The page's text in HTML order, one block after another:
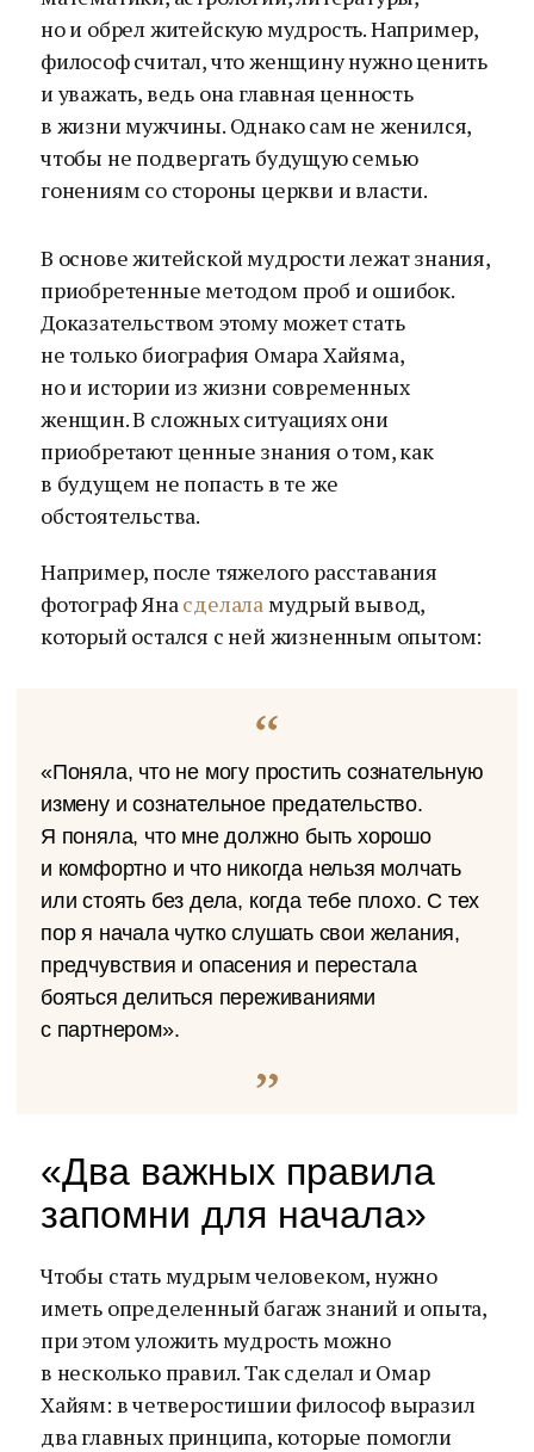
но и обрел житейскую мудрость. Например,
философ считал, что женщину нужно ценить
и уважать, ведь она главная ценность
в жизни мужчины. Однако сам не женился,
чтобы не подвергать будущую семью
гонениям со стороны церкви и власти.
В основе житейской мудрости лежат знания,
приобретенные методом проб и ошибок.
Доказательством этому может стать
не только биография Омара Хайяма,
но и истории из жизни современных
женщин. В сложных ситуациях они
приобретают ценные знания о том, как
в будущем не попасть в те же
обстоятельства.
Например, после тяжелого расставания
фотограф Янасделаламудрый вывод,
который остался с ней жизненным опытом:
«Поняла, что не могу простить сознательную
измену и сознательное предательство.
Я поняла, что мне должно быть хорошо
и комфортно и что никогда нельзя молчать
или стоять без дела, когда тебе плохо. С тех
пор я начала чутко слушать свои желания,
предчувствия и опасения и перестала
бояться делиться переживаниями
с партнером».
«Два важных правила
запомни для начала»
Чтобы стать мудрым человеком, нужно
иметь определенный багаж знаний и опыта,
при этом уложить мудрость можно
в несколько правил. Так сделал и Омар
Хайям: в четверостишии философ выразил
два главных принципа, которые помогли